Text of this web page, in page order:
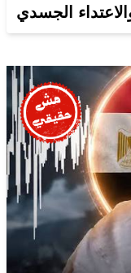
الجسدي